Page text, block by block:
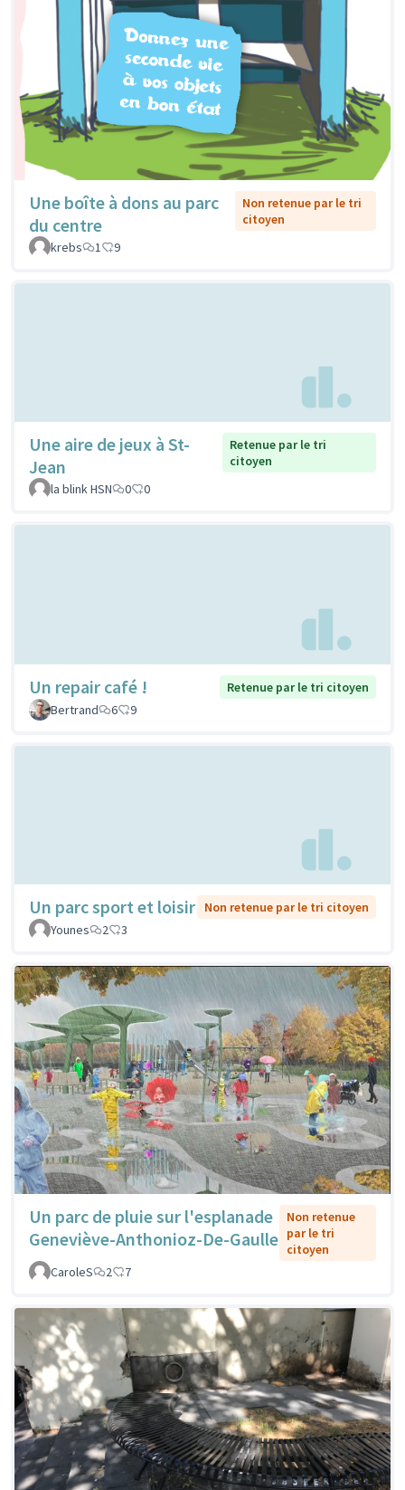
Une boîte à dons au parc
du centre
Non retenue par le tri
citoyen
krebs
1 9
Une aire de jeux à St-
Jean
Retenue par le tri
citoyen
la blink HSN
0 0
Un repair café !
Retenue par le tri citoyen
Bertrand
6 9
Un parc sport et loisir
Non retenue par le tri citoyen
Younes
2 3
Un parc de pluie sur l'esplanade
Geneviève-Anthonioz-De-Gaulle
Non retenue
par le tri
citoyen
CaroleS
2 7